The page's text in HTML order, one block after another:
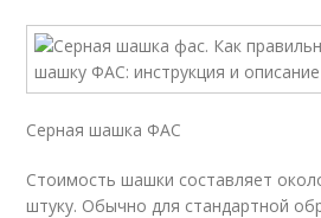
Серная шашка ФАС
Стоимость шашки составляет
штуку. Обычно для стандартной